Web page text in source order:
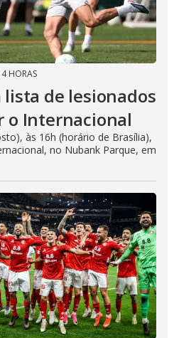
HORAS
de lesionados
o Internacional
às 16h (horário de Brasília),
no Nubank Parque, em